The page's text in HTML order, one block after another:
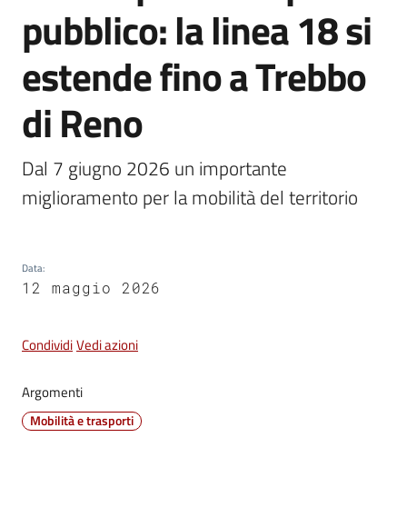
Amministrazione
Novità
Menu selezionato
Servizi
Castel
Maggiore
Trasparente
Albo
pretorio
pubblico: la linea 18 si
estende fino a Trebbo
di Reno
Dal 7 giugno 2026 un importante
miglioramento per la mobilità del territorio
Data:
12 maggio 2026
CondividiVedi azioni
Argomenti
Mobilità e trasporti